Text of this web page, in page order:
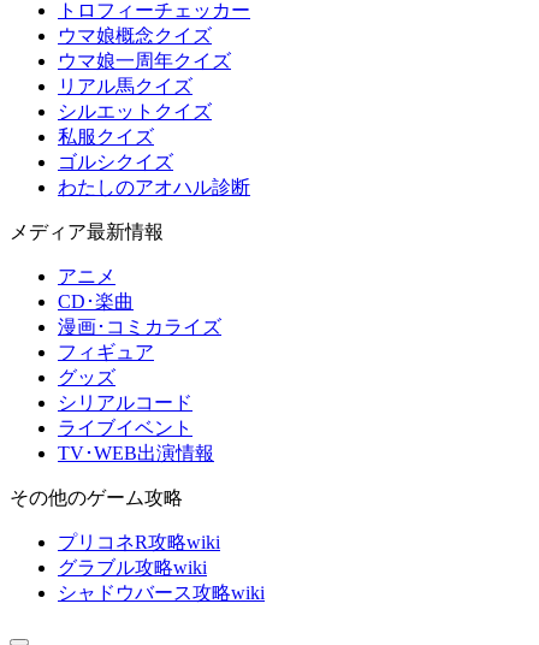
トロフィーチェッカー
ウマ娘概念クイズ
ウマ娘一周年クイズ
リアル馬クイズ
シルエットクイズ
私服クイズ
ゴルシクイズ
わたしのアオハル診断
メディア最新情報
アニメ
CD･楽曲
漫画･コミカライズ
フィギュア
グッズ
シリアルコード
ライブイベント
TV･WEB出演情報
その他のゲーム攻略
プリコネR攻略wiki
グラブル攻略wiki
シャドウバース攻略wiki